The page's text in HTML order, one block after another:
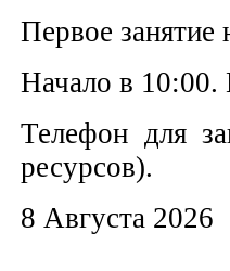
Первое занятие
Начало в 10:00.
Телефон для
ресурсов).
8 Августа 2026